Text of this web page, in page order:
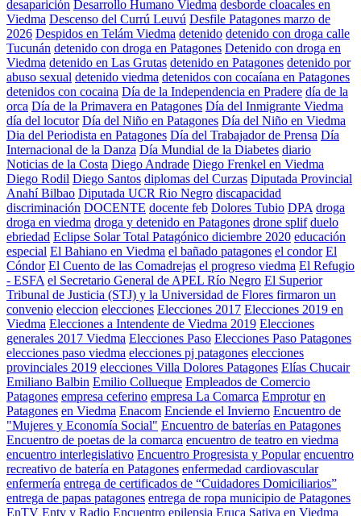
desaparición Desarrollo Humano Viedma desborde cloacales en
Viedma Descenso del Currú Leuvú Desfile Patagones marzo de
2026 Despidos en Telám Viedma detenido detenido con droga calle
Tucunán detenido con droga en Patagones Detenido con droga en
Viedma detenido en Las Grutas detenido en Patagones detenido por
abuso sexual detenido viedma detenidos con cocaíana en Patagones
detenidos con cocaina Día de la Independencia en Pradere día de la
orca Día de la Primavera en Patagones Día del Inmigrante Viedma
día del locutor Día del Niño en Patagones Día del Niño en Viedma
Dia del Periodista en Patagones Día del Trabajador de Prensa Día
Internacional de la Danza Día Mundial de la Diabetes diario
Noticias de la Costa Diego Andrade Diego Frenkel en Viedma
Diego Rodil Diego Santos diplomas del Curzas Diputada Provincial
Anahí Bilbao Diputada UCR Rio Negro discapacidad
discriminación DOCENTE docente feb Dolores Tubio DPA droga
droga en viedma droga y detenido en Patagones drone splif duelo
ebriedad Eclipse Solar Total Patagónico diciembre 2020 educación
especial El Bahiano en Viedma el bañado patagones el condor El
Cóndor El Cuento de las Comadrejas el progreso viedma El Refugio
- ESFA el Secretario General de APEL Río Negro El Superior
Tribunal de Justicia (STJ) y la Universidad de Flores firmaron un
convenio eleccion elecciones Elecciones 2017 Elecciones 2019 en
Viedma Elecciones a Intendente de Viedma 2019 Elecciones
generales 2017 Viedma Elecciones Paso Elecciones Paso Patagones
elecciones paso viedma elecciones pj patagones elecciones
provinciales 2019 elecciones Villa Dolores Patagones Elías Chucair
Emiliano Balbin Emilio Collueque Empleados de Comercio
Patagones empresa ceferino empresa La Comarca Emprotur en
Patagones en Viedma Enacom Enciende el Invierno Encuentro de
"Mujeres y Economía Social" Encuentro de baterías en Patagones
Encuentro de poetas de la comarca encuentro de teatro en viedma
encuentro interlegislativo Encuentro Progresista y Popular encuentro
recreativo de batería en Patagones enfermedad cardiovascular
enfermería entrega de certificados de “Cuidadores Domiciliarios”
entrega de papas patagones entrega de ropa municipio de Patagones
EnTV Entv y Radio Encuentro epilepsia Eruca Sativa en Viedma